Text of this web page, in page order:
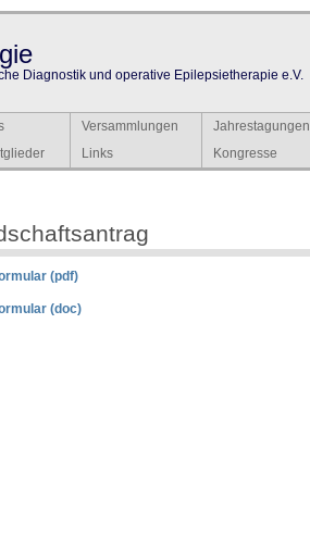
Diagnostik und operative Epilepsietherapie e.V.
Versammlungen Jahrestagungen
Links Kongresse
(pdf)
(doc)